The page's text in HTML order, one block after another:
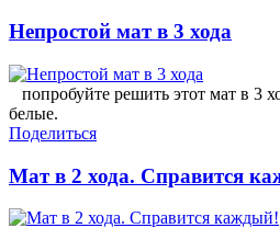
Непростой мат в 3 хода
попробуйте решить этот мат в 3
белые.
Поделиться
Мат в 2 хода. Справится